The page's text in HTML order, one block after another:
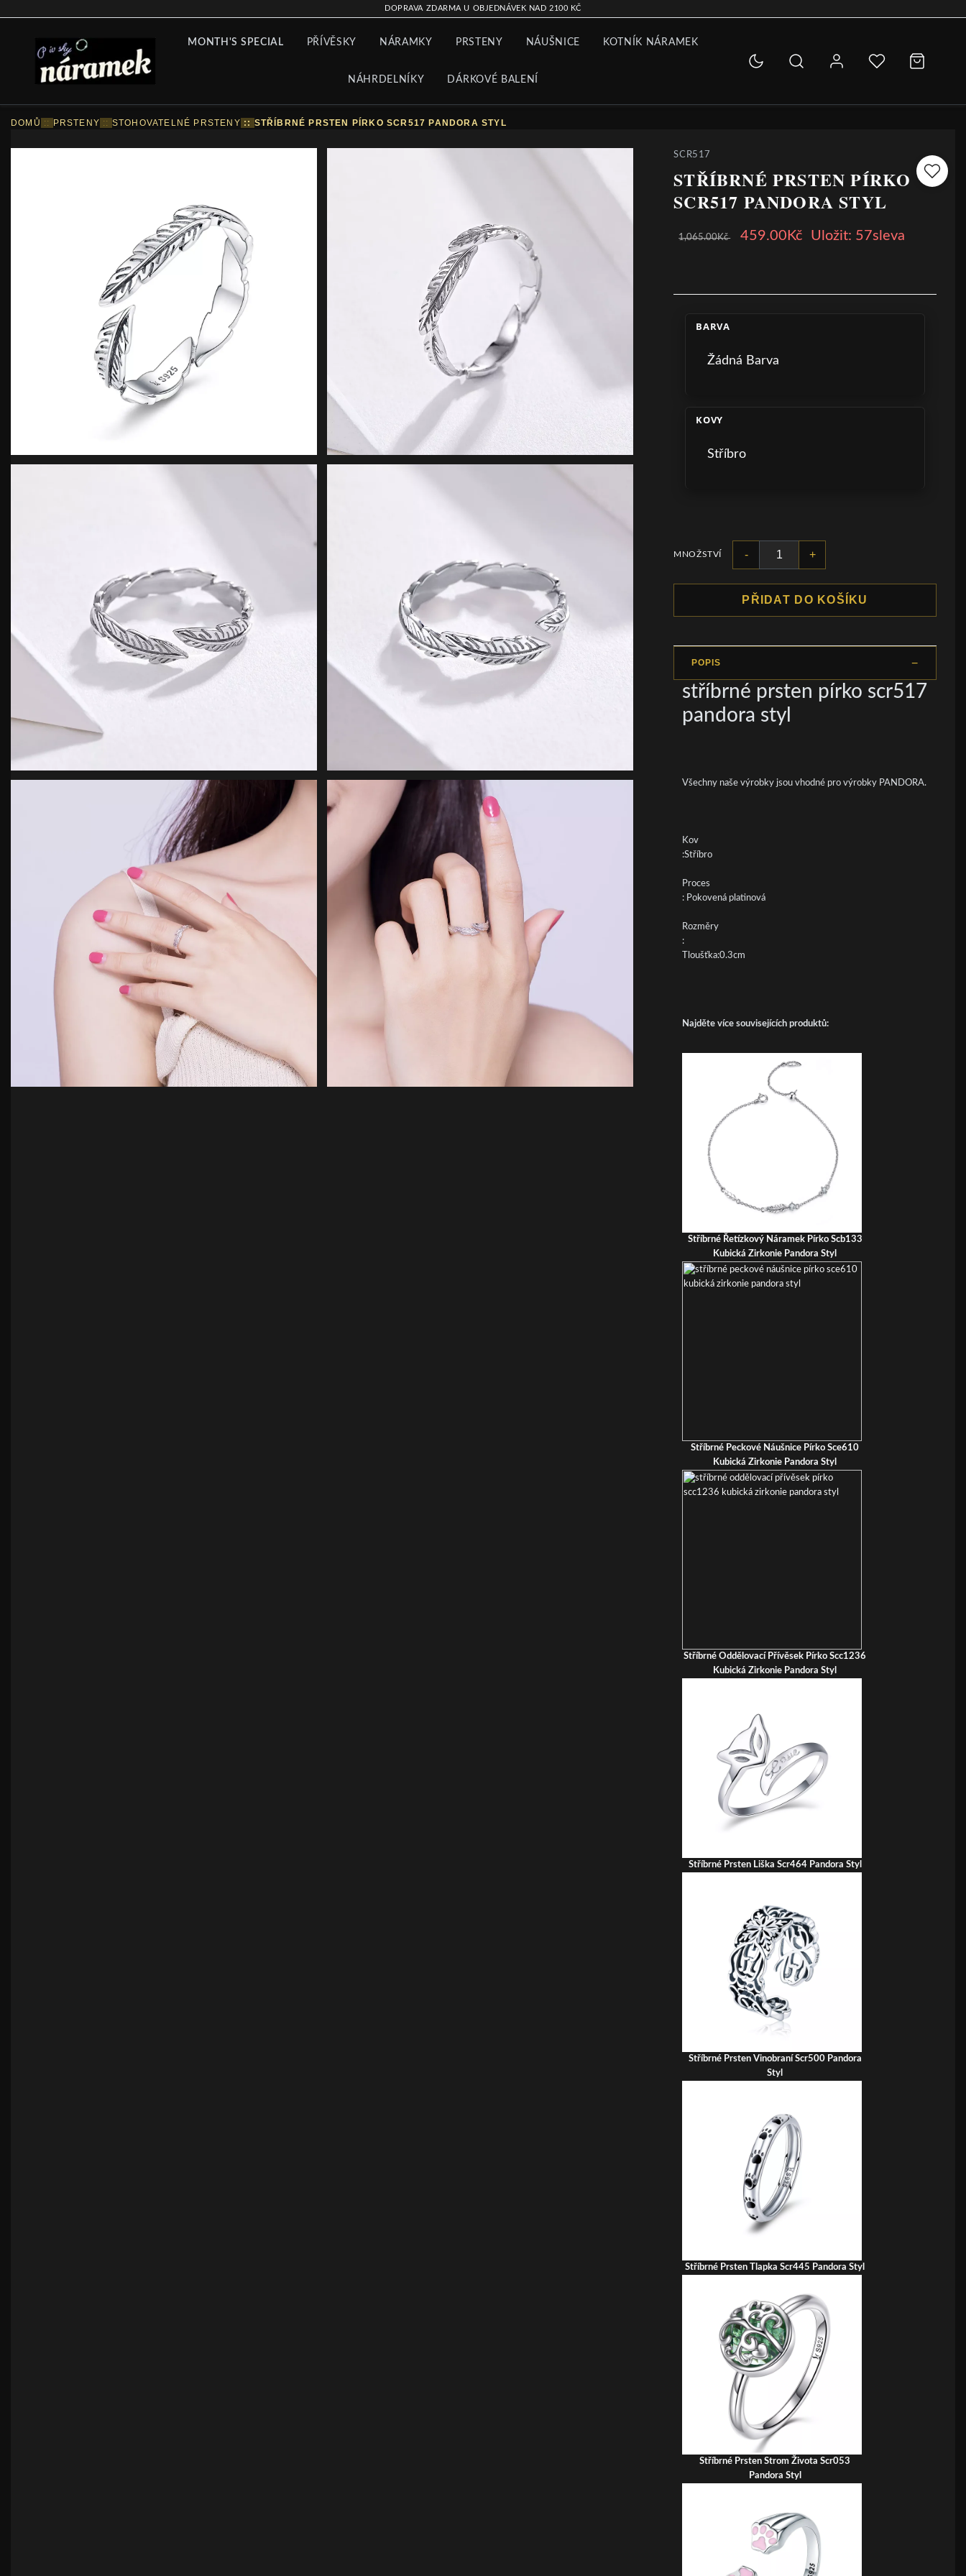
DOPRAVA ZDARMA U OBJEDNÁVEK NAD 2100 KČ
MONTH'S SPECIAL PŘÍVĚSKY NÁRAMKY PRSTENY NÁUŠNICE KOTNÍK NÁRAMEK
NÁHRDELNÍKY DÁRKOVÉ BALENÍ
DOMŮ :: PRSTENY :: STOHOVATELNÉ PRSTENY :: STŘÍBRNÉ PRSTEN PÍRKO SCR517 PANDORA STYL
SCR517
STŘÍBRNÉ PRSTEN PÍRKO
SCR517 PANDORA STYL
1,065.00Kč 459.00Kč Uložit: 57sleva
BARVA
Žádná Barva
KOVY
Stříbro
MNOŽSTVÍ - +
PŘIDAT DO KOŠÍKU
POPIS
stříbrné prsten pírko scr517
pandora styl
Všechny naše výrobky jsou vhodné pro výrobky PANDORA.
Kov
:Stříbro
Proces
: Pokovená platinová
Rozměry
:
Tloušťka:0.3cm
Najděte více souvisejících produktů:
Stříbrné Řetízkový Náramek Pírko Scb133
Kubická Zirkonie Pandora Styl
Stříbrné Peckové Náušnice Pírko Sce610
Kubická Zirkonie Pandora Styl
Stříbrné Oddělovací Přívěsek Pírko Scc1236
Kubická Zirkonie Pandora Styl
Stříbrné Prsten Liška Scr464 Pandora Styl
Stříbrné Prsten Vinobraní Scr500 Pandora
Styl
Stříbrné Prsten Tlapka Scr445 Pandora Styl
Stříbrné Prsten Strom Života Scr053
Pandora Styl